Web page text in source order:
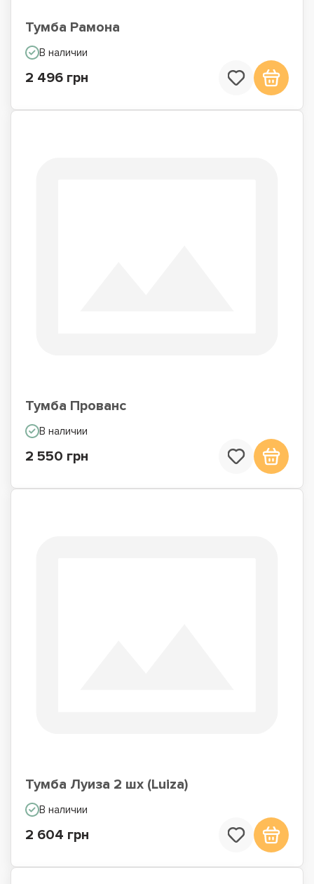
Тумба Рамона
В наличии
2 496 грн
Тумба Прованс
В наличии
2 550 грн
Тумба Луиза 2 шх (Luiza)
В наличии
2 604 грн